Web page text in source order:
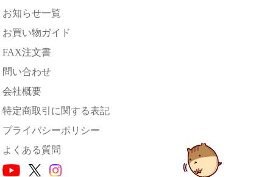
お知らせ一覧
お買い物ガイド
FAX注文書
問い合わせ
会社概要
特定商取引に関する表記
プライバシーポリシー
よくある質問